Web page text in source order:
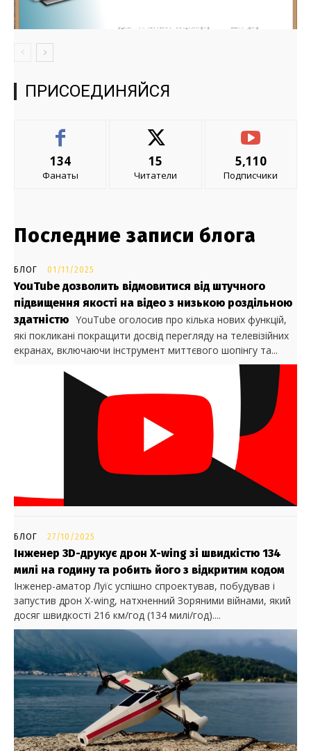
ПРИСОЕДИНЯЙСЯ
134
Фанаты
15
Читатели
5,110
Подписчики
Последние записи блога
БЛОГ 01/11/2025
YouTube дозволить відмовитися від штучного
підвищення якості на відео з низькою роздільною
здатністю YouTube оголосив про кілька нових функцій,
які покликані покращити досвід перегляду на телевізійних
екранах, включаючи інструмент миттєвого шопінгу та...
БЛОГ 27/10/2025
Інженер 3D-друкує дрон X-wing зі швидкістю 134
милі на годину та робить його з відкритим кодом
Інженер-аматор Луїс успішно спроектував, побудував і
запустив дрон X-wing, натхненний Зоряними війнами, який
досяг швидкості 216 км/год (134 милі/год)....